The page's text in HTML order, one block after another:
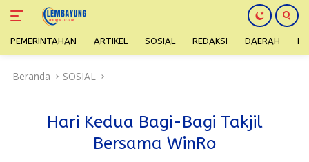
PEMERINTAHAN ARTIKEL SOSIAL REDAKSI DAERAH
Beranda SOSIAL
Hari Kedua Bagi-Bagi Takjil
Bersama WinRo